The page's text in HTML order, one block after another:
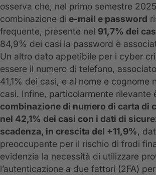
osserva che, nel primo semestre
combinazione di e-mail e password
frequente, presente nel 91,7% dei
84,9% dei casi la password è
Un altro dato appetibile per i cyber
essere il numero di telefono,
41,1% dei casi, e al nome e cognome
casi. Infine, particolarmente rilevante
combinazione di numero di carta di
nel 42,1% dei casi con i dati di
scadenza, in crescita del +11,9%,
preoccupante per il rischio di frodi
evidenzia la necessità di utilizzare
l’autenticazione a due fattori (2FA)